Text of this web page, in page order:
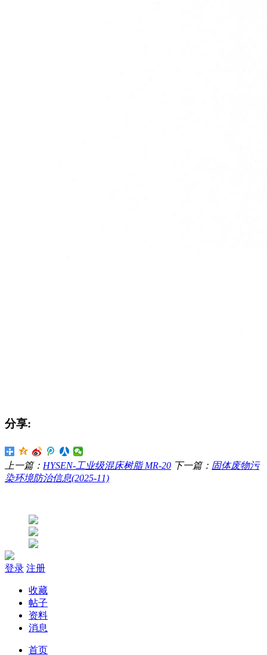
分享:
上一篇： HYSEN-工业级混床树脂 MR-20 下一篇： 固体废物污
染环境防治信息(2025-11)
登录 注册
收藏
帖子
资料
消息
首页